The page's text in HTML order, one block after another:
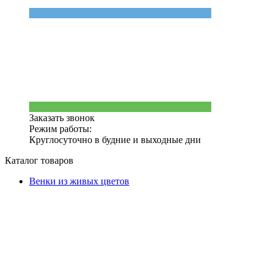
Заказать звонок
Режим работы:
Круглосуточно в будние и выходные дни
Каталог товаров
Венки из живых цветов